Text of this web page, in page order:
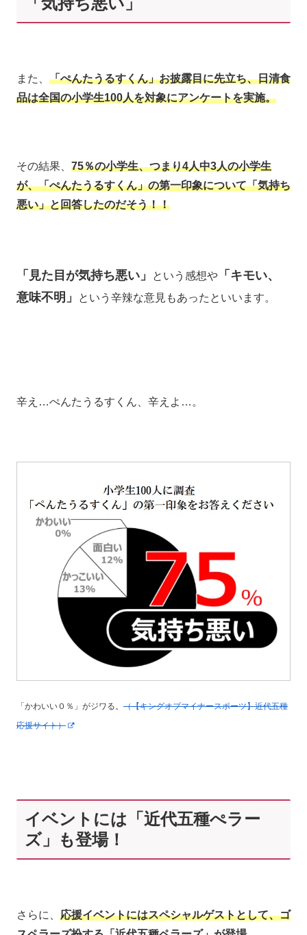
また、 「ぺんたうるすくん」お披露目に先立ち、日清食
品は全国の小学生100人を対象にアンケートを実施。
その結果、 75％の小学生、つまり4人中3人の小学生
が、「ぺんたうるすくん」の第一印象について「気持ち
悪い」と回答したのだそう！！
「見た目が気持ち悪い」 という感想や 「キモい、
意味不明」
という辛辣な意見もあったといいます。
辛え…ぺんたうるすくん、辛えよ…。
「かわいい０％」がジワる。 （【キングオブマイナースポーツ】近代五種
応援サイト）
イベントには「近代五種ぺラー
ズ」も登場！
さらに、 応援イベントにはスペシャルゲストとして、ゴ